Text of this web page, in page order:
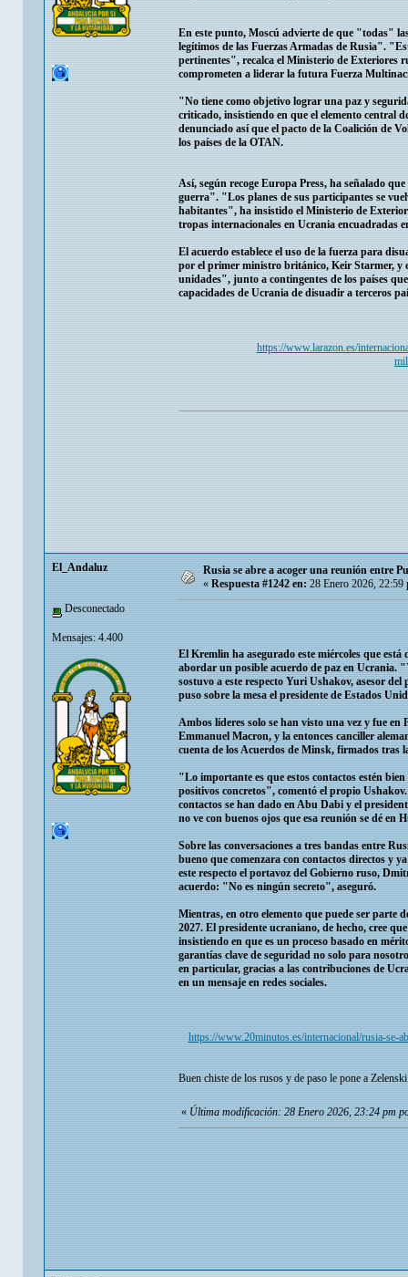
En este punto, Moscú advierte de que "todas"
legítimos de las Fuerzas Armadas de Rusia".
pertinentes", recalca el Ministerio de Exteriores
comprometen a liderar la futura Fuerza
"No tiene como objetivo lograr una paz y
criticado, insistiendo en que el elemento central
denunciado así que el pacto de la Coalición de
los países de la OTAN.
Así, según recoge Europa Press, ha señalado
guerra". "Los planes de sus participantes se
habitantes", ha insistido el Ministerio de
tropas internacionales en Ucrania encuadradas
El acuerdo establece el uso de la fuerza para
por el primer ministro británico, Keir Starmer, y
unidades", junto a contingentes de los países
capacidades de Ucrania de disuadir a terceros
https://www.larazon.es/
El_Andaluz
Desconectado
Mensajes: 4.400
Rusia se abre a acoger una reunión entre
«Respuesta #1242 en:28 Enero 2026, 22:59
El Kremlin ha asegurado este miércoles que
abordar un posible acuerdo de paz en Ucrania.
sostuvo a este respecto Yuri Ushakov, asesor
puso sobre la mesa el presidente de Estados
Ambos líderes solo se han visto una vez y fue en
Emmanuel Macron, y la entonces canciller
cuenta de los Acuerdos de Minsk, firmados tras
"Lo importante es que estos contactos estén
positivos concretos", comentó el propio
contactos se han dado en Abu Dabi y el
no ve con buenos ojos que esa reunión se dé
Sobre las conversaciones a tres bandas entre
bueno que comenzara con contactos directos y
este respecto el portavoz del Gobierno ruso,
acuerdo: "No es ningún secreto", aseguró.
Mientras, en otro elemento que puede ser parte
2027. El presidente ucraniano, de hecho, cree
insistiendo en que es un proceso basado en
garantías clave de seguridad no solo para
en particular, gracias a las contribuciones de
en un mensaje en redes sociales.
https://www.20minutos.es/internacional/rusia-se-
Buen chiste de los rusos y de paso le pone a
«Última modificación: 28 Enero 2026, 23:24 pm